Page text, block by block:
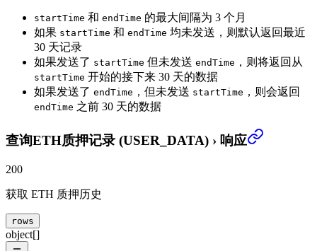
startTime 和 endTime 的最大间隔为 3 个月
如果 startTime 和 endTime 均未发送，则默认返回最近
30 天记录
如果发送了 startTime 但未发送 endTime ，则将返回从
startTime 开始的接下来 30 天的数据
如果发送了 endTime ，但未发送 startTime ，则会返回
endTime 之前 30 天的数据
查询ETH质押记录 (USER_DATA) › 响应
200
获取 ETH 质押历史
rows
object[]